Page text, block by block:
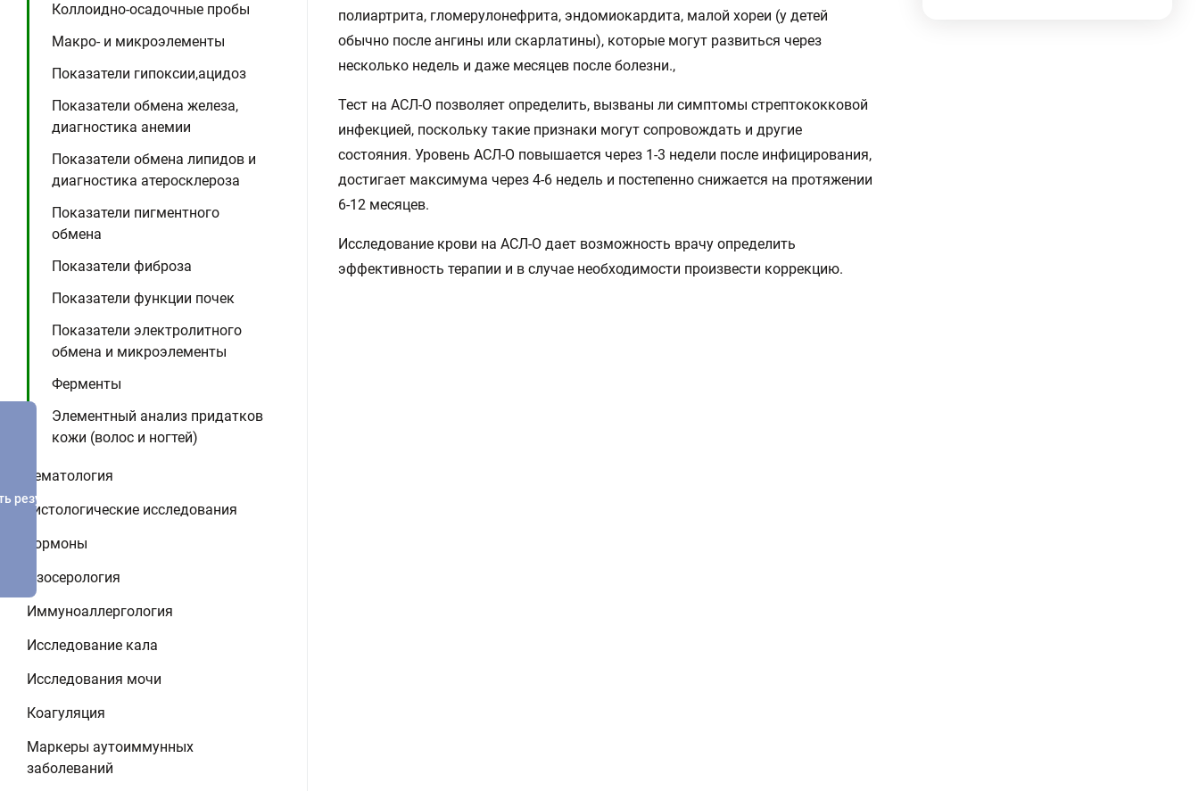
Коллоидно-осадочные пробы
Макро- и микроэлементы
Показатели гипоксии,ацидоз
Показатели обмена железа,
диагностика анемии
Показатели обмена липидов и
диагностика атеросклероза
Показатели пигментного
обмена
Показатели фиброза
Показатели функции почек
Показатели электролитного
обмена и микроэлементы
Ферменты
Элементный анализ придатков
кожи (волос и ногтей)
Гематология
Гистологические исследования
Гормоны
Изосерология
Иммуноаллергология
Исследование кала
Исследования мочи
Коагуляция
Маркеры аутоиммунных
заболеваний
полиартрита, гломерулонефрита, эндомиокардита, малой хореи (у детей
обычно после ангины или скарлатины), которые могут развиться через
несколько недель и даже месяцев после болезни.,
Тест на АСЛ-О позволяет определить, вызваны ли симптомы стрептококковой
инфекцией, поскольку такие признаки могут сопровождать и другие
состояния. Уровень АСЛ-О повышается через 1-3 недели после инфицирования,
достигает максимума через 4-6 недель и постепенно снижается на протяжении
6-12 месяцев.
Исследование крови на АСЛ-О дает возможность врачу определить
эффективность терапии и в случае необходимости произвести коррекцию.
результатов